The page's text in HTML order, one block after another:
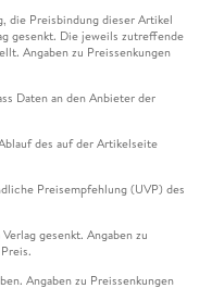
die Preisbindung dieser Artikel
gesenkt. Die jeweils zutreffende
Angaben zu Preissenkungen
Daten an den Anbieter der
des auf der Artikelseite
Preisempfehlung (UVP) des
gesenkt. Angaben zu
Angaben zu Preissenkungen